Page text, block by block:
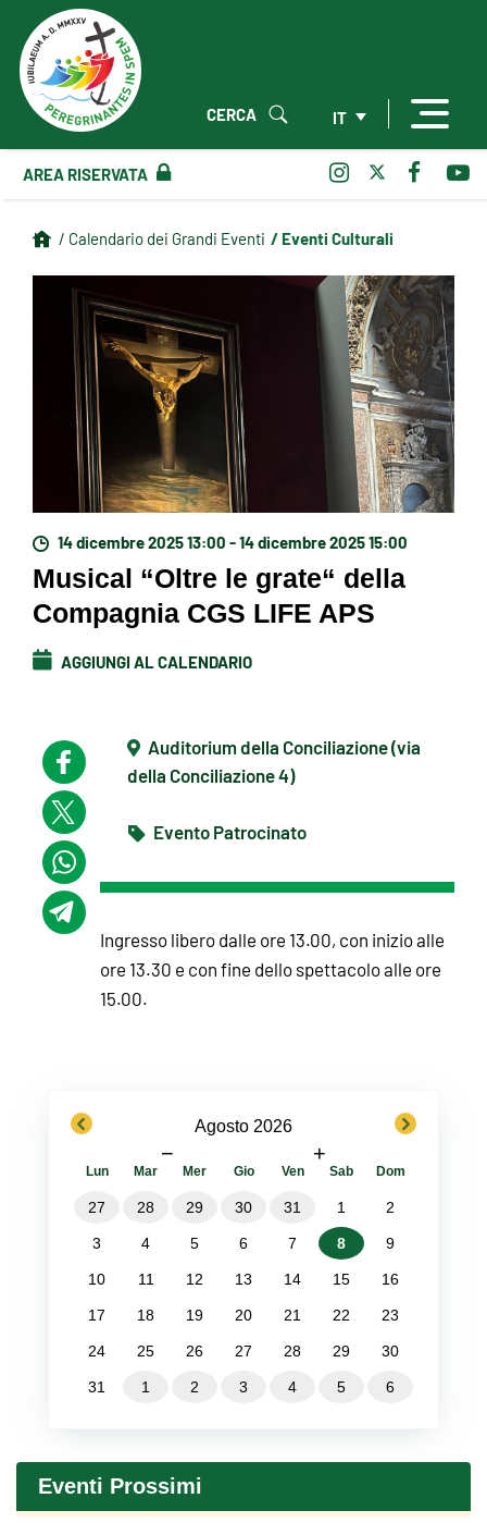
IT
CERCA
AREA RISERVATA
/ Calendario dei Grandi Eventi / Eventi Culturali
14 dicembre 2025 13:00 - 14 dicembre 2025 15:00
Musical “Oltre le grate“ della
Compagnia CGS LIFE APS
AGGIUNGI AL CALENDARIO
Auditorium della Conciliazione (via
della Conciliazione 4)
Evento Patrocinato
Ingresso libero dalle ore 13.00, con inizio alle
ore 13.30 e con fine dello spettacolo alle ore
15.00.
previous Agosto 2026
− +
next
Lun Mar Mer Gio Ven Sab Dom
27 28 29 30 31 1 2
3 4 5 6 7 8 9
10 11 12 13 14 15 16
17 18 19 20 21 22 23
24 25 26 27 28 29 30
31 1 2 3 4 5 6
Eventi Prossimi